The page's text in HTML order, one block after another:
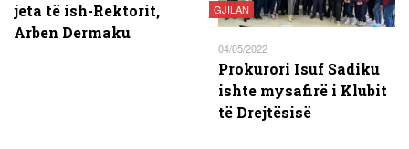
jeta të ish-Rektorit,
Arben Dermaku
GJILAN
04/05/2022
Prokurori Isuf Sadiku
ishte mysafirë i Klubit
të Drejtësisë